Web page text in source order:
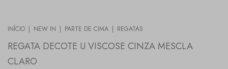
INÍCIO | NEW IN | PARTE DE CIMA | REGATAS
REGATA DECOTE U VISCOSE CINZA MESCLA
CLARO